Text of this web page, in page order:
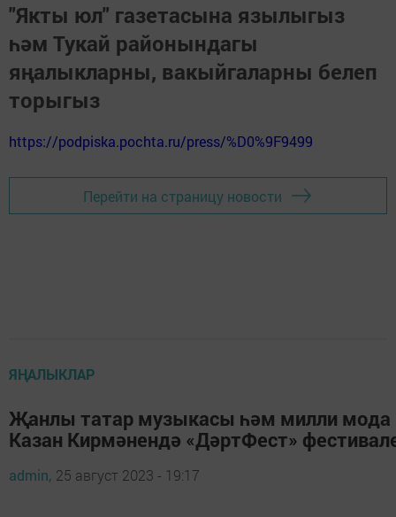
"Якты юл" газетасына язылыгыз
һәм Тукай районындагы
яңалыкларны, вакыйгаларны белеп
торыгыз
https://podpiska.pochta.ru/press/%D0%9F9499
Перейти на страницу новости
ЯҢАЛЫКЛАР
Җанлы татар музыкасы һәм милли мода
Казан Кирмәнендә «ДәртФест»
admin, 25 август 2023 - 19:17